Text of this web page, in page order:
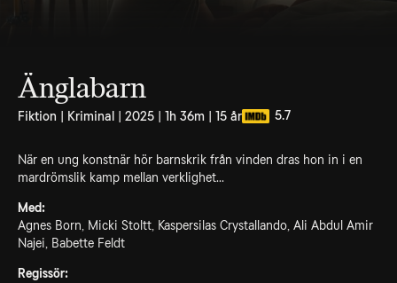
Änglabarn
Fiktion | Kriminal | 2025 | 1h 36m | 15 år 5.7
När en ung konstnär hör barnskrik från vinden dras hon in i en
mardrömslik kamp mellan verklighet...
Med:
Agnes Born, Micki Stoltt, Kaspersilas Crystallando, Ali Abdul Amir
Najei, Babette Feldt
Regissör: